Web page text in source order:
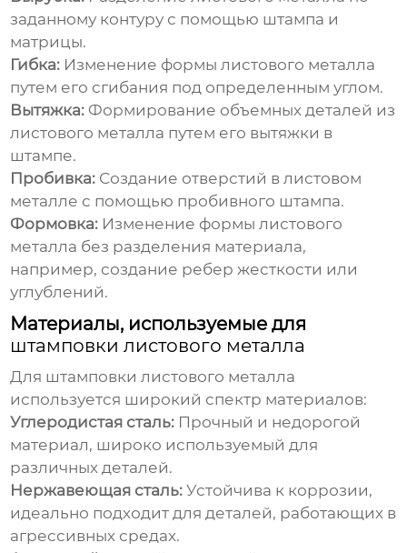
заданному контуру с помощью штампа и
матрицы.
Гибка: Изменение формы листового металла
путем его сгибания под определенным углом.
Вытяжка: Формирование объемных деталей из
листового металла путем его вытяжки в
штампе.
Пробивка: Создание отверстий в листовом
металле с помощью пробивного штампа.
Формовка: Изменение формы листового
металла без разделения материала,
например, создание ребер жесткости или
углублений.
Материалы, используемые для
штамповки листового металла
Для штамповки листового металла
используется широкий спектр материалов:
Углеродистая сталь: Прочный и недорогой
материал, широко используемый для
различных деталей.
Нержавеющая сталь: Устойчива к коррозии,
идеально подходит для деталей, работающих в
агрессивных средах.